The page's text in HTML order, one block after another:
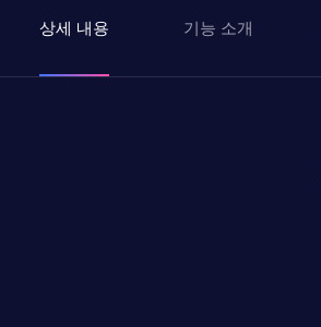
상세 내용 기능 소개